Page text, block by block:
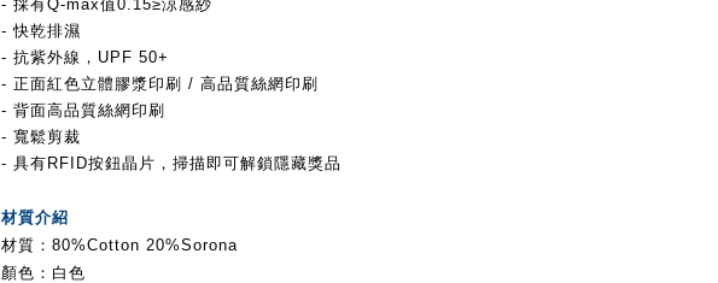
- 採有Q-max值0.15≥涼感紗
- 快乾排濕
- 抗紫外線，UPF 50+
- 正面紅色立體膠漿印刷 / 高品質絲網印刷
- 背面高品質絲網印刷
- 寬鬆剪裁
- 具有RFID按鈕晶片，掃描即可解鎖隱藏獎品
材質介紹
材質：80%Cotton 20%Sorona
顏色：白色